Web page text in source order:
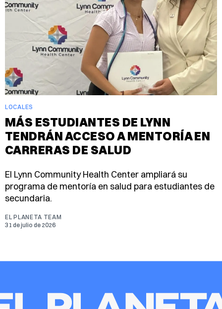
LOCALES
MÁS ESTUDIANTES DE LYNN
TENDRÁN ACCESO A MENTORÍA EN
CARRERAS DE SALUD
El Lynn Community Health Center ampliará su
programa de mentoría en salud para estudiantes de
secundaria.
EL PLANETA TEAM
31 de julio de 2026